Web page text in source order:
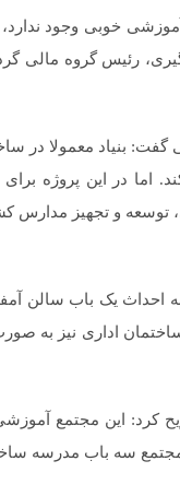
خوبی وجود
رئیس گروه مالی
گفت: بنیاد معمولا در
در این پروژه
توسعه و تجهیز مدارس
احداث یک باب سالن
اداری نیز به
کرد: این مجتمع
سه باب مدرسه